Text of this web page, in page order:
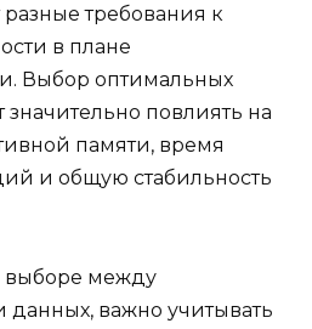
требования к
в плане
Выбор оптимальных
повлиять на
памяти, время
и общую стабильность
выборе между
важно учитывать